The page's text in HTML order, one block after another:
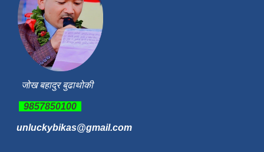
जोख बहादुर बुढाथोकी
9857850100
unluckybikas@gmail.com